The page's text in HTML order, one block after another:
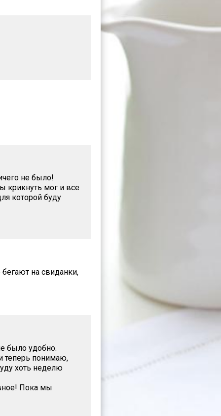
не было!
крикнуть мог и все
которой буду
на свиданки,
было удобно.
теперь понимаю,
хоть неделю
Пока мы